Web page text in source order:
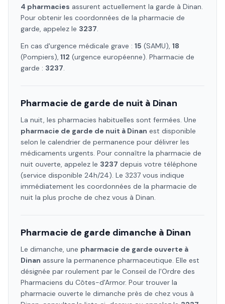
4 pharmacies assurent actuellement la garde à Dinan.
Pour obtenir les coordonnées de la pharmacie de
garde, appelez le 3237.
En cas d'urgence médicale grave : 15 (SAMU), 18
(Pompiers), 112 (urgence européenne). Pharmacie de
garde : 3237.
Pharmacie de garde de nuit à Dinan
La nuit, les pharmacies habituelles sont fermées. Une
pharmacie de garde de nuit à Dinan est disponible
selon le calendrier de permanence pour délivrer les
médicaments urgents. Pour connaître la pharmacie de
nuit ouverte, appelez le 3237 depuis votre téléphone
(service disponible 24h/24). Le 3237 vous indique
immédiatement les coordonnées de la pharmacie de
nuit la plus proche de chez vous à Dinan.
Pharmacie de garde dimanche à Dinan
Le dimanche, une pharmacie de garde ouverte à
Dinan assure la permanence pharmaceutique. Elle est
désignée par roulement par le Conseil de l'Ordre des
Pharmaciens du Côtes-d'Armor. Pour trouver la
pharmacie ouverte le dimanche près de chez vous à